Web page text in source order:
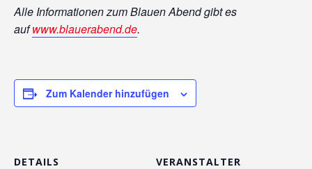
Alle Informationen zum Blauen Abend gibt es
aufwww.blauerabend.de.
Zum Kalender hinzufügen
DETAILS VERANSTALTER